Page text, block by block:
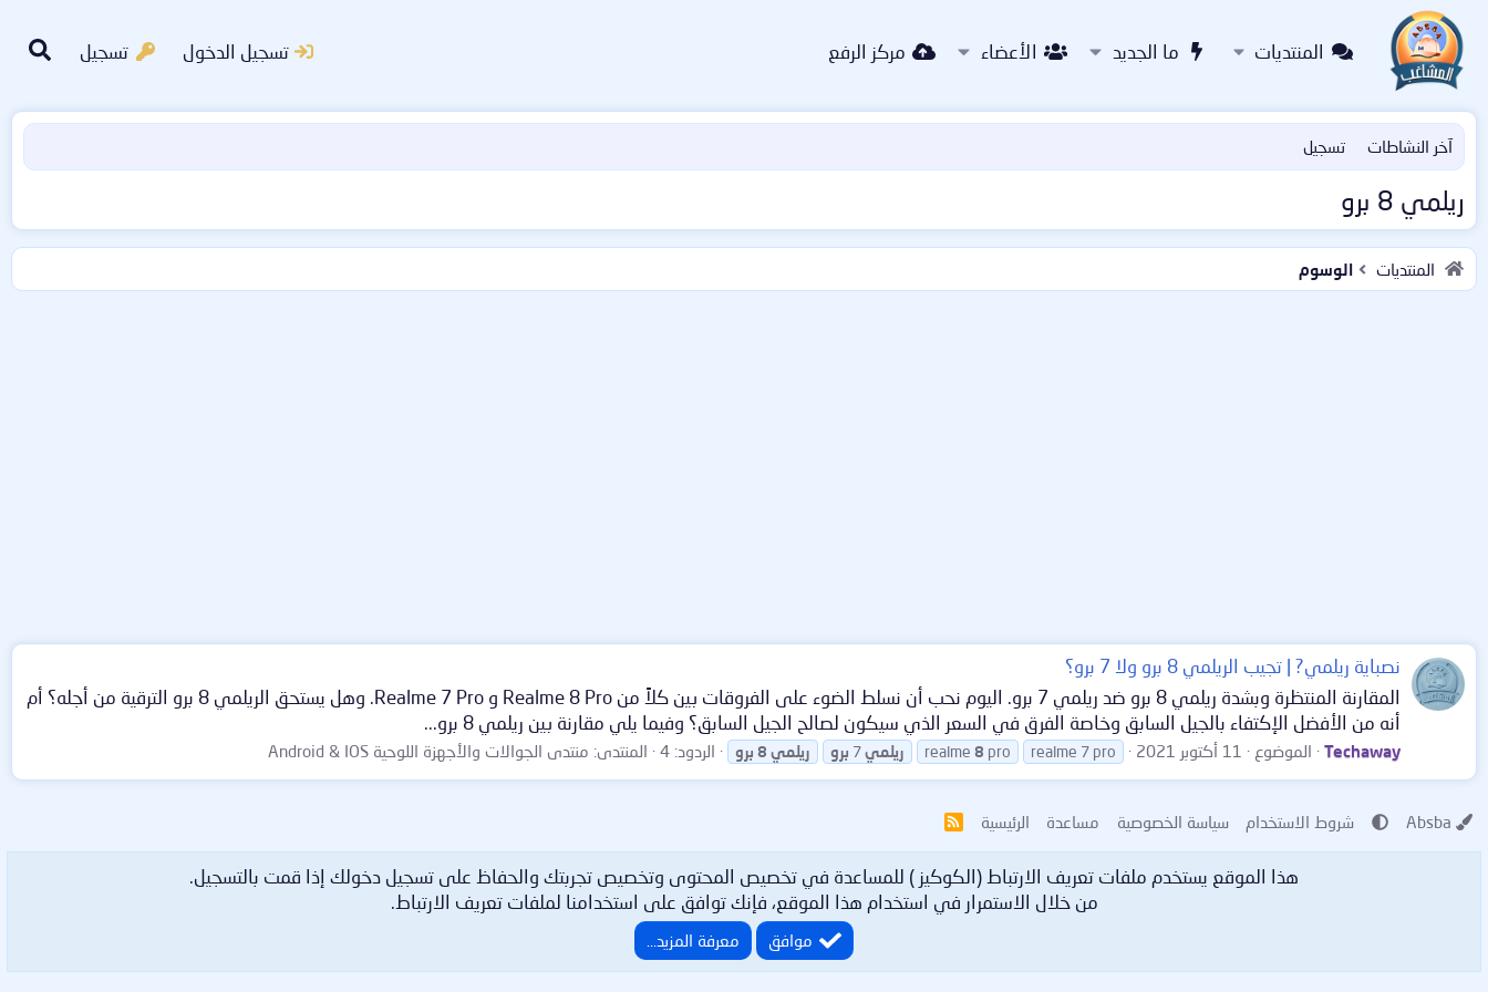
المنتديات ما الجديد الأعضاء مركز الرفع تسجيل الدخول تسجيل
آخر النشاطات تسجيل
ريلمي 8 برو
المنتديات الوسوم
نصباية ريلمي? | تجيب الريلمي 8 برو ولا 7 برو؟
المقارنة المنتظرة وبشدة ريلمي 8 برو ضد ريلمي 7 برو. اليوم نحب أن نسلط الضوء على الفروقات بين كلاً من Realme 8 Pro و Realme 7 Pro. وهل يستحق الريلمي 8 برو الترقية من أجله؟ أم
أنه من الأفضل الإكتفاء بالجيل السابق وخاصة الفرق في السعر الذي سيكون لصالح الجيل السابق؟ وفيما يلي مقارنة بين ريلمي 8 برو...
Techaway الموضوع 11 أكتوبر 2021 realme 7 pro
realme 8 pro ريلمي برو ريلمي 8 برو الردود: 4 المنتدى: منتدى الجوالات والأجهزة اللوحية Android & IOS
شروط الاستخدام سياسة الخصوصية مساعدة الرئيسية
R
هذا الموقع يستخدم ملفات تعريف الارتباط (الكوكيز ) للمساعدة في تخصيص المحتوى وتخصيص تجربتك والحفاظ على تسجيل دخولك إذا قمت بالتسجيل.
من خلال الاستمرار في استخدام هذا الموقع، فإنك توافق على استخدامنا لملفات تعريف الارتباط.
موافق معرفة المزيد…